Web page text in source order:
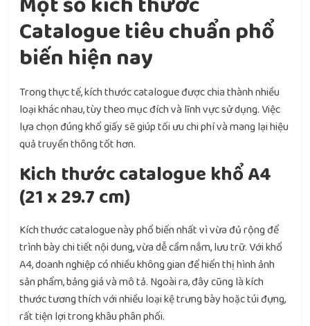
Catalogue tiêu chuẩn phổ
biến hiện nay
Trong thực tế, kích thước catalogue được chia thành nhiều
loại khác nhau, tùy theo mục đích và lĩnh vực sử dụng. Việc
lựa chọn đúng khổ giấy sẽ giúp tối ưu chi phí và mang lại hiệu
quả truyền thông tốt hơn.
Kich thước catalogue khổ A4
(21 x 29.7 cm)
Kích thước catalogue này phổ biến nhất vì vừa đủ rộng để
trình bày chi tiết nội dung, vừa dễ cầm nắm, lưu trữ. Với khổ
A4, doanh nghiệp có nhiều không gian để hiển thị hình ảnh
sản phẩm, bảng giá và mô tả. Ngoài ra, đây cũng là kích
thước tương thích với nhiều loại kệ trưng bày hoặc túi đựng,
rất tiện lợi trong khâu phân phối.